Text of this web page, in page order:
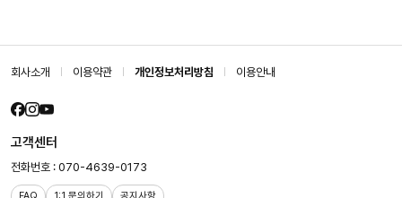
회사소개 이용약관 개인정보처리방침 이용안내
고객센터
전화번호 : 070-4639-0173
FAQ 1:1 문의하기 공지사항